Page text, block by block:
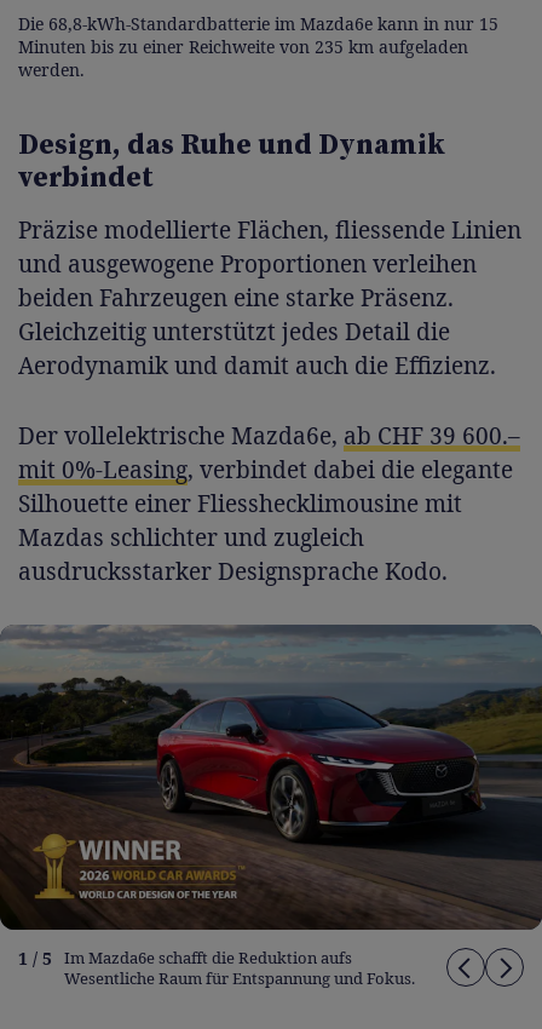
Die 68,8-kWh-Standardbatterie im Mazda6e kann in nur 15
Minuten bis zu einer Reichweite von 235 km aufgeladen
werden.
Design, das Ruhe und Dynamik
verbindet
Präzise modellierte Flächen, fliessende Linien
und ausgewogene Proportionen verleihen
beiden Fahrzeugen eine starke Präsenz.
Gleichzeitig unterstützt jedes Detail die
Aerodynamik und damit auch die Effizienz.
Der vollelektrische Mazda6e, ab CHF 39 600.–
mit 0%-Leasing, verbindet dabei die elegante
Silhouette einer Fliesshecklimousine mit
Mazdas schlichter und zugleich
ausdrucksstarker Designsprache Kodo.
1 / 5
Im Mazda6e schafft die Reduktion aufs
Wesentliche Raum für Entspannung und Fokus.